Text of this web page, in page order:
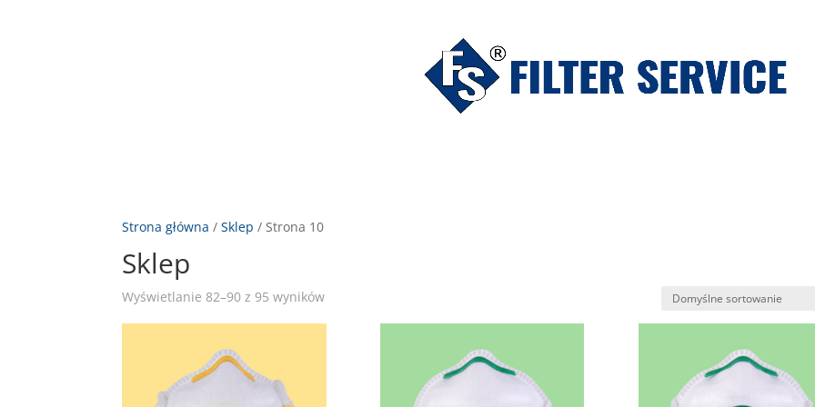
Strona główna /Sklep / Strona 10
Sklep
Wyświetlanie 82–90 z 95 wyników